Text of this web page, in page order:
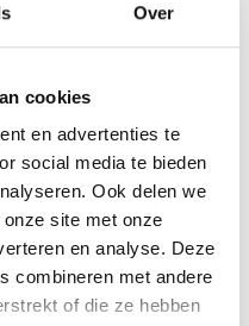
Over
cookies
en advertenties te
social media te bieden
Ook delen we
site met onze
en analyse. Deze
combineren met andere
of die ze hebben
iets dat speelt in de buurt
ergens ziet: laat
een advertentie?
niet goed of kom je een